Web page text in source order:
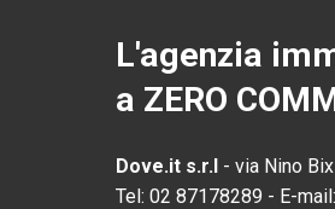
L'agenzia
a ZERO
Dove.it s.r.l - via Nino
Tel: 02 87178289 - E-mail: